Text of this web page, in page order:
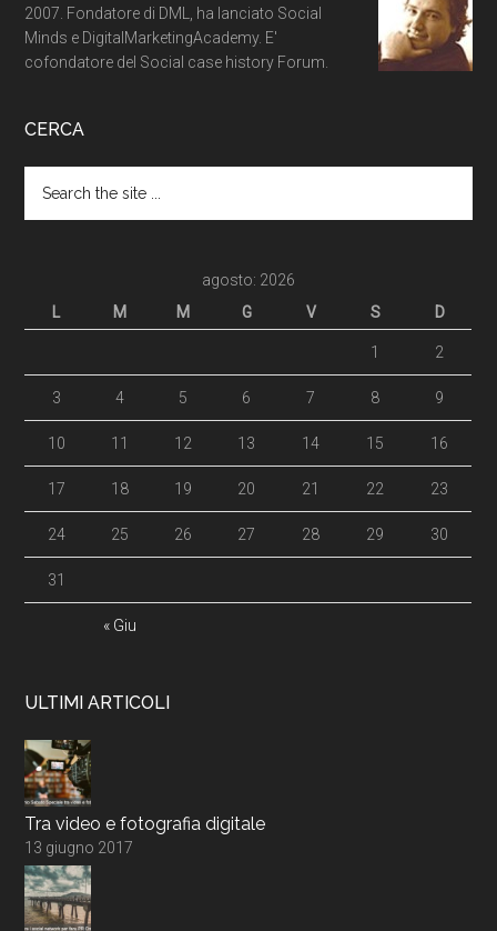
2007. Fondatore di DML, ha lanciato Social
Minds e DigitalMarketingAcademy. E'
cofondatore del Social case history Forum.
CERCA
agosto: 2026
L
M M G V S D
« Giu
1 2
3 4 5 6 7 8 9
10 11 12 13 14 15 16
17 18 19 20 21 22 23
24 25 26 27 28 29 30
31
ULTIMI ARTICOLI
Tra video e fotografia digitale
13 giugno 2017